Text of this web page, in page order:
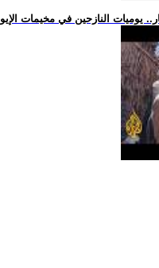
يوميات النازحين في مخيمات الإيو